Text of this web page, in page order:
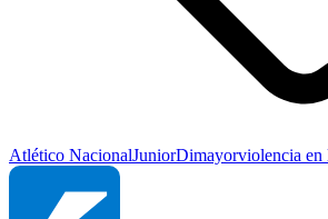
Atlético NacionalJuniorDimayorviolencia en